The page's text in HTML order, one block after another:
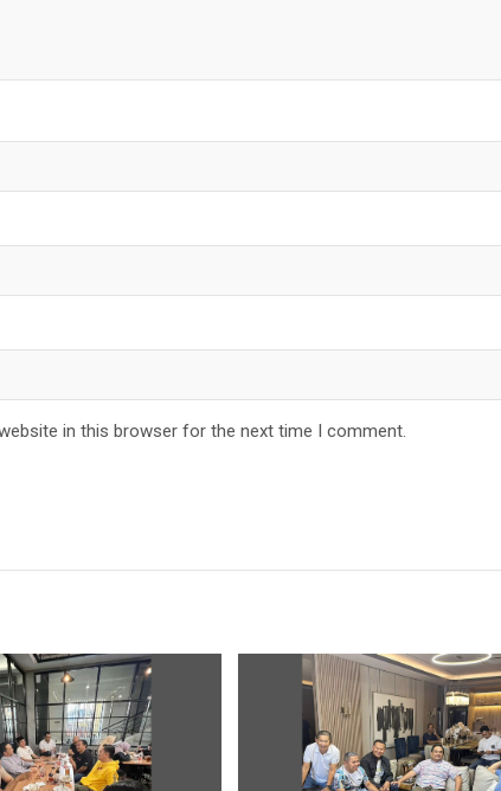
in this browser for the next time I comment.